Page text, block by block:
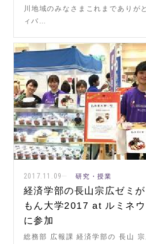
川地域のみなさまこれまでありが
ィバ…
2017.11.09 研究・授業
経済学部の長山宗広ゼミ
もん大学2017 at ルミネウ
に参加
総務部 広報課 経済学部の 長山 宗